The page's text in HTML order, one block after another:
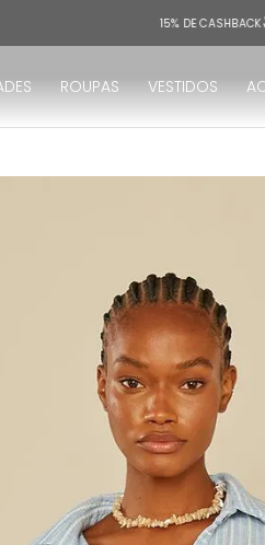
15% DE CASHBACK
ROUPAS VESTIDOS